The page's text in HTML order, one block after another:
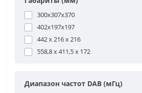
300х307х370
402х197х197
442 x 216 x 216
558,8 x 411,5 x 172
Диапазон частот DAB (мГц)